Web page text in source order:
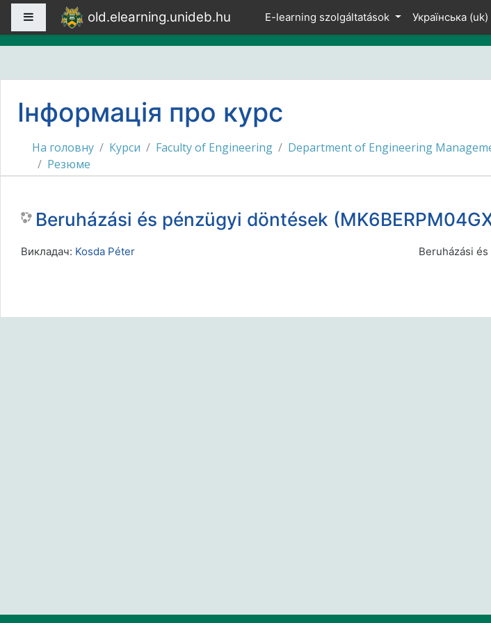
Перейти до головного вмісту
Бокова панельold.elearning.unideb.hu E-learning szolgáltatások Українська ‎(uk)‎
Інформація про курс
На головну Курси Faculty of Engineering Department of Engineering
Резюме
Beruházási és pénzügyi döntések
Beruházási
Викладач: Kosda Péter